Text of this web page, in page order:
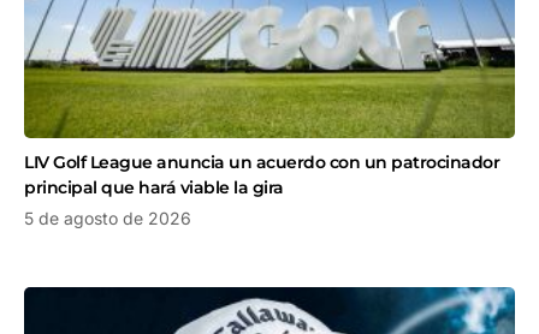
LIV Golf League anuncia un acuerdo con un patrocinador
principal que hará viable la gira
5 de agosto de 2026